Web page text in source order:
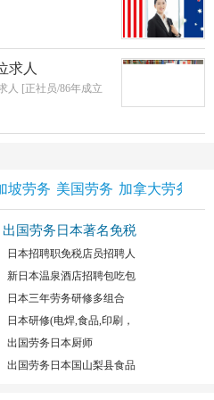
求人
人 [正社员/86年成立
坡劳务 美国劳务 加拿大劳务
出国劳务日本著名免税
日本招聘职免税店员招聘人
新日本温泉酒店招聘包吃包
日本三年劳务研修多组合
日本研修(电焊,食品,印刷，
出国劳务日本厨师
出国劳务日本国山梨县食品